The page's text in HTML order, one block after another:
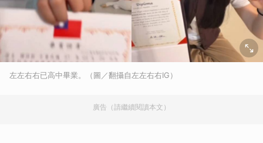
左左右右已高中畢業。（圖／翻攝自左左右右IG）
廣告（請繼續閱讀本文）